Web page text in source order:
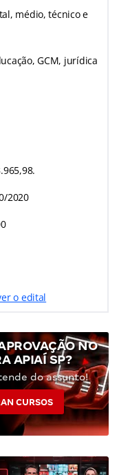
médio, técnico e
GCM, jurídica
2020
o edital
NO
APIAÍ SP?
do assunto!
CURSOS